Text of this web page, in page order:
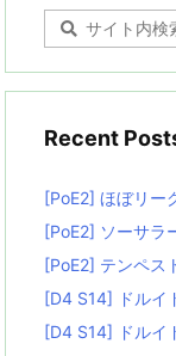
Recent
[PoE2] ほぼリー
[PoE2] ソーサラ
[PoE2] テンペス
[D4 S14] ドルイ
[D4 S14] ドルイ